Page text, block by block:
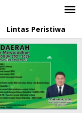
Lintas Peristiwa